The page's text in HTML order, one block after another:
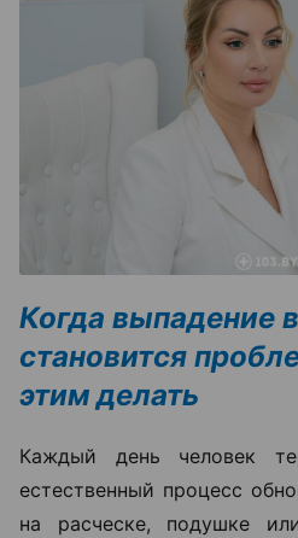
Когда выпадение
становится
этим делать
Каждый день человек
естественный процесс
на расческе, подушке